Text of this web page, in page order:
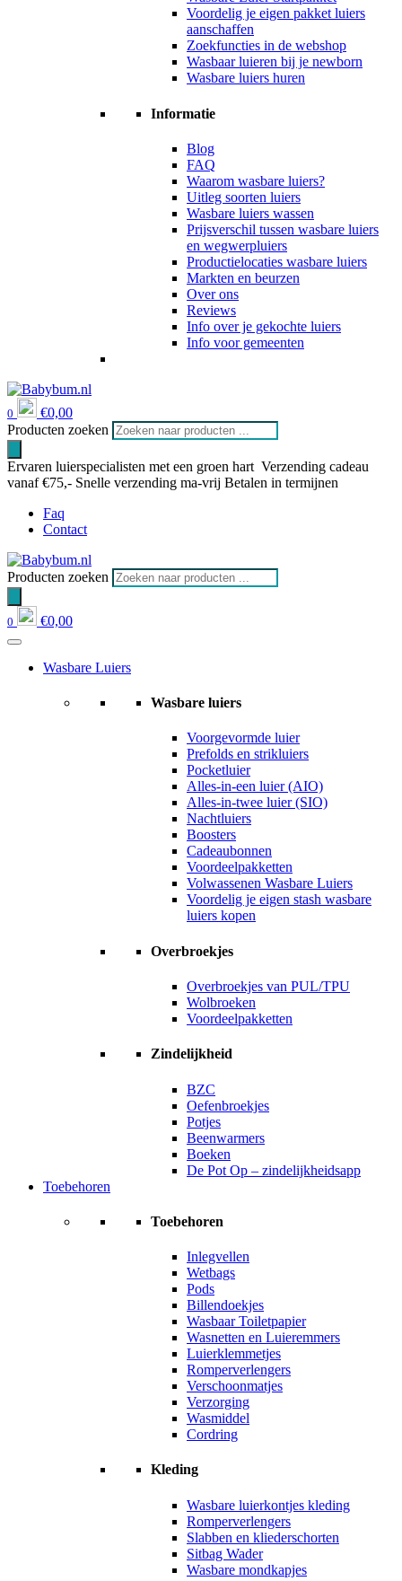
Voordelig je eigen pakket luiers
aanschaffen
Zoekfuncties in de webshop
Wasbaar luieren bij je newborn
Wasbare luiers huren
Informatie
Blog
FAQ
Waarom wasbare luiers?
Uitleg soorten luiers
Wasbare luiers wassen
Prijsverschil tussen wasbare luiers
en wegwerpluiers
Productielocaties wasbare luiers
Markten en beurzen
Over ons
Reviews
Info over je gekochte luiers
Info voor gemeenten
0 €0,00
Producten zoeken
Ervaren luierspecialisten met een groen hart Verzending cadeau
vanaf €75,- Snelle verzending ma-vrij Betalen in termijnen
Faq
Contact
Producten zoeken
0 €0,00
Wasbare Luiers
Wasbare luiers
Voorgevormde luier
Prefolds en strikluiers
Pocketluier
Alles-in-een luier (AIO)
Alles-in-twee luier (SIO)
Nachtluiers
Boosters
Cadeaubonnen
Voordeelpakketten
Volwassenen Wasbare Luiers
Voordelig je eigen stash wasbare
luiers kopen
Overbroekjes
Overbroekjes van PUL/TPU
Wolbroeken
Voordeelpakketten
Zindelijkheid
BZC
Oefenbroekjes
Potjes
Beenwarmers
Boeken
De Pot Op – zindelijkheidsapp
Toebehoren
Toebehoren
Inlegvellen
Wetbags
Pods
Billendoekjes
Wasbaar Toiletpapier
Wasnetten en Luieremmers
Luierklemmetjes
Romperverlengers
Verschoonmatjes
Verzorging
Wasmiddel
Cordring
Kleding
Wasbare luierkontjes kleding
Romperverlengers
Slabben en kliederschorten
Sitbag Wader
Wasbare mondkapjes